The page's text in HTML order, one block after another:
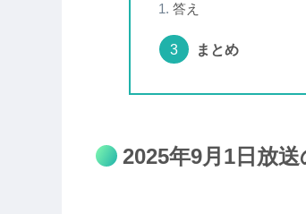
答え
まとめ
2025年9月1日放